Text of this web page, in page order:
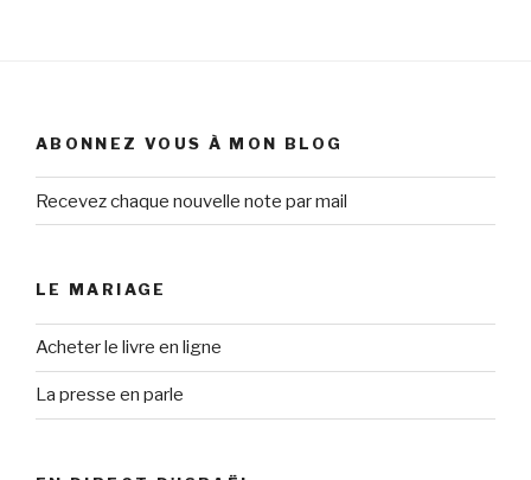
ABONNEZ VOUS À MON BLOG
Recevez chaque nouvelle note par mail
LE MARIAGE
Acheter le livre en ligne
La presse en parle